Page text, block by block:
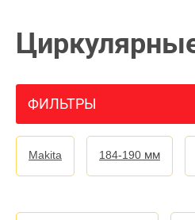
ФИЛЬТРЫ
Makita 184-190 мм